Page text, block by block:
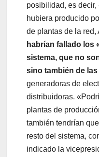
posibilidad, es
hubiera producido
de plantas de la
habrían fallado los
sistema, que no
sino también de
generadoras de
distribuidoras.
plantas de
también tendrían
resto del sistema,
indicado la